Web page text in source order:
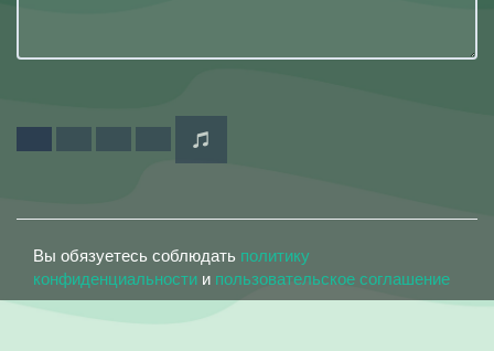
Вы обязуетесь соблюдать политику
конфиденциальности и пользовательское соглашение